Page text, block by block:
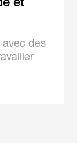
avec des